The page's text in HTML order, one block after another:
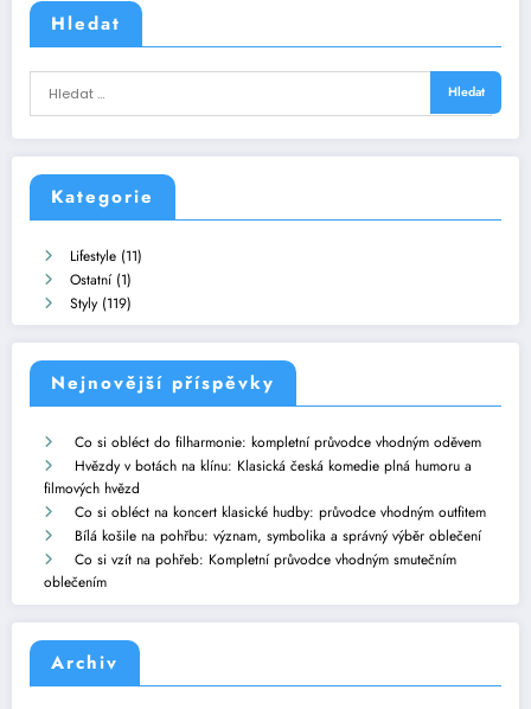
Hledat
Kategorie
Lifestyle (11)
Ostatní(1)
Styly (119)
Nejnovější příspěvky
Co si obléct do filharmonie: kompletní průvodce vhodným oděvem
Hvězdy v botách na klínu: Klasická česká komedie plná humoru a
filmových hvězd
Co si obléct na koncert klasické hudby: průvodce vhodným outfitem
Bílá košile na pohřbu: význam, symbolika a správný výběr oblečení
Co si vzít na pohřeb: Kompletní průvodce vhodným smutečním
oblečením
Archiv